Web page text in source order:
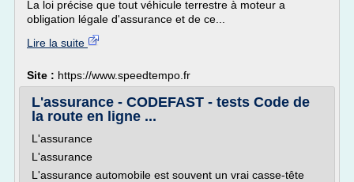
La loi précise que tout véhicule terrestre à moteur a
obligation légale d'assurance et de ce...
Lire la suite
Site : https://www.speedtempo.fr
L'assurance - CODEFAST - tests Code de
la route en ligne ...
L'assurance
L'assurance
L'assurance automobile est souvent un vrai casse-tête